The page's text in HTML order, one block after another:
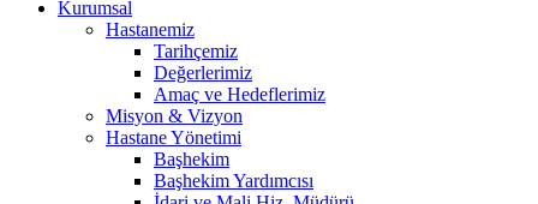
Kurumsal
Hastanemiz
Tarihçemiz
Değerlerimiz
Amaç ve Hedeflerimiz
Misyon & Vizyon
Hastane Yönetimi
Başhekim
Başhekim Yardımcısı